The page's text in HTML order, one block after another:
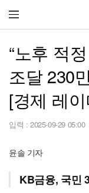
“노후 적
조달 230
[경제 레
입력 : 2025-09-29 05:00
윤솔 기자
KB금융, 국민